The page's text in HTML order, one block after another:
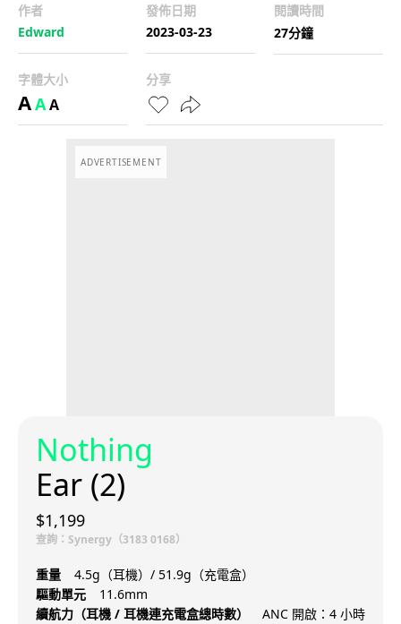
作者
Edward
發佈日期
2023-03-23
閱讀時間
27分鐘
字體大小
AAA
分享
ADVERTISEMENT
Nothing
Ear (2)
$1,199
查詢：Synergy（3183 0168）
重量
4.5g（耳機）/ 51.9g（充電盒）
驅動單元
11.6mm
續航力（耳機 / 耳機連充電盒總時數）
ANC 開啟：4 小時